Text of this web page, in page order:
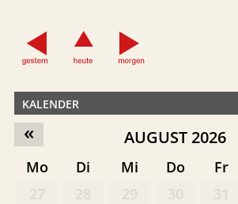
KALENDER
« AUGUST 2026
Mo Di Mi Do Fr